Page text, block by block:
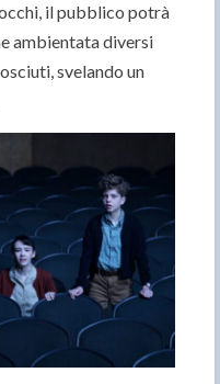
il pubblico potrà
ambientata diversi
svelando un